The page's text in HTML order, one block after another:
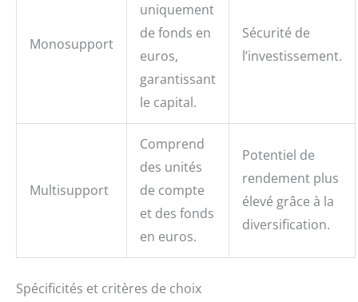
Monosupport
uniquement
de fonds en
euros,
garantissant
le capital.
Sécurité de
l’investissement.
Multisupport
Comprend
des unités
de compte
et des fonds
en euros.
Potentiel de
rendement plus
élevé grâce à la
diversification.
Spécificités et critères de choix